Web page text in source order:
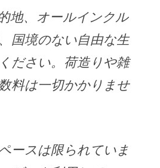
地、オールインクル
国境のない自由な生
ださい。荷造りや雑
料は一切かかりませ
ースは限られていま